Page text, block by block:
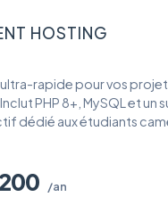
HOSTING
rapide pour vos
PHP 8+, MySQL et un
dédié aux étudiants
/an